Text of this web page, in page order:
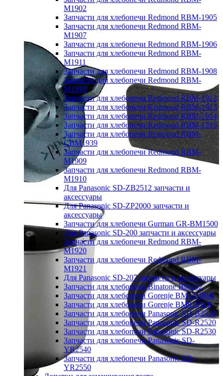
M1902
Запчасти для хлебопечи Redmond RBM-1905
Запчасти для хлебопечи Redmond RBM-
M1907
Запчасти для хлебопечи Redmond RBM-1906
Запчасти для хлебопечи Redmond RBM-
M1911
Запчасти для хлебопечи Redmond RBM-1908
Запчасти для хлебопечи Redmond RBM-
M1919
Запчасти для хлебопечи Redmond RBM-1912
Запчасти для хлебопечи Redmond RBM-1913
Запчасти для хлебопечи Redmond RBM-1914
Запчасти для хлебопечи Redmond RBM-1915
Запчасти для хлебопечи Redmond RBM-
CBM1939
Запчасти для хлебопечи Redmond RBM-
M1909
Запчасти для хлебопечи Redmond RBM-
M1910
Для Panasonic SD-ZB2512 запчасти и
аксессуары
Для Panasonic SD-ZP2000 запчасти и
аксессуары
Запчасти для хлебопечи Gurman GR-BM1500
Для Panasonic SD-200 запчасти и аксессуары
Запчасти для хлебопечи Redmond RBM-
M1920
Запчасти для хлебопечи Redmond RBM-
M1921
Для Panasonic SD-207 запчасти и аксессуары
Запчасти для хлебопечи Binatone BM202
Запчасти для хлебопечи Gorenje BM1210BK
Запчасти для хлебопечи Gorenje BM910WII
Запчасти для хлебопечи Panasonic SD-B2510
Запчасти для хлебопечи Panasonic SD-R2520
Запчасти для хлебопечи Panasonic SD-R2530
Запчасти для хлебопечи Panasonic SD-
YR2540
Запчасти для хлебопечи Panasonic SD-
YR2550